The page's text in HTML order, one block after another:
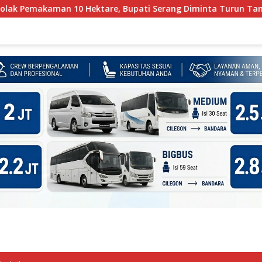
Bupati Serang Diminta Turun Tangan Ironi